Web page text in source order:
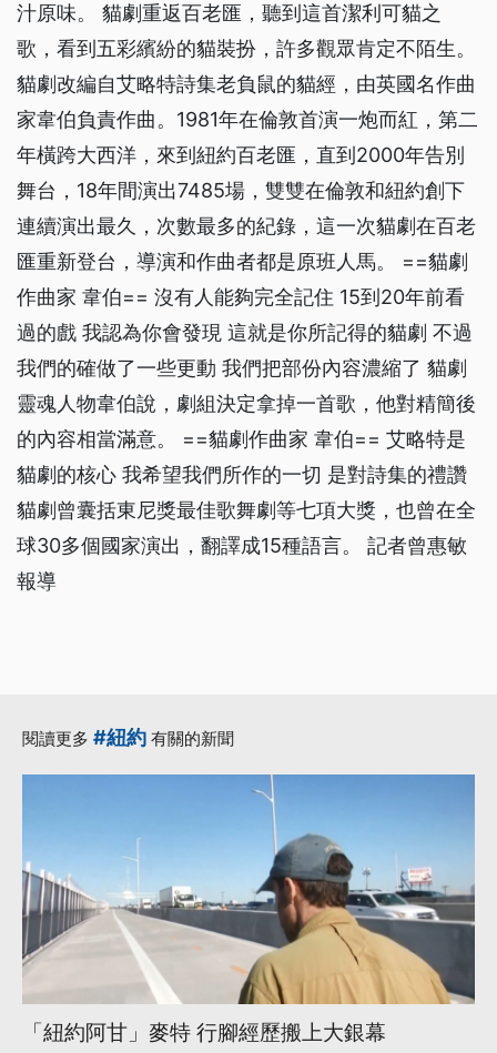
汁原味。 貓劇重返百老匯，聽到這首潔利可貓之
歌，看到五彩繽紛的貓裝扮，許多觀眾肯定不陌生。
貓劇改編自艾略特詩集老負鼠的貓經，由英國名作曲
家韋伯負責作曲。1981年在倫敦首演一炮而紅，第二
年橫跨大西洋，來到紐約百老匯，直到2000年告別
舞台，18年間演出7485場，雙雙在倫敦和紐約創下
連續演出最久，次數最多的紀錄，這一次貓劇在百老
匯重新登台，導演和作曲者都是原班人馬。 ==貓劇
作曲家 韋伯== 沒有人能夠完全記住 15到20年前看
過的戲 我認為你會發現 這就是你所記得的貓劇 不過
我們的確做了一些更動 我們把部份內容濃縮了 貓劇
靈魂人物韋伯說，劇組決定拿掉一首歌，他對精簡後
的內容相當滿意。 ==貓劇作曲家 韋伯== 艾略特是
貓劇的核心 我希望我們所作的一切 是對詩集的禮讚
貓劇曾囊括東尼獎最佳歌舞劇等七項大獎，也曾在全
球30多個國家演出，翻譯成15種語言。 記者曾惠敏
報導
閱讀更多 #紐約 有關的新聞
「紐約阿甘」麥特 行腳經歷搬上大銀幕